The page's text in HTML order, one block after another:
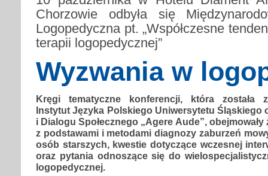
Chorzowie odbyła się
Logopedyczna pt. „Współczesne
terapii logopedycznej”
Wyzwania w
Kręgi tematyczne konferencji, która została
Instytut Języka Polskiego Uniwersytetu Śląskiego
i Dialogu Społecznego „Agere Aude”,
z podstawami i metodami diagnozy zaburzeń
osób starszych, kwestie dotyczące wczesnej
oraz pytania odnoszące się do
logopedycznej.